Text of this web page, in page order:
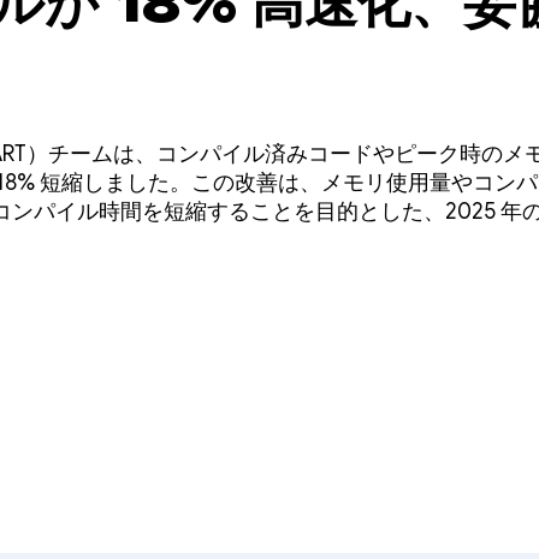
）チームは、コンパイル済みコードやピーク時のメ
短縮しました。この改善は、メモリ使用量やコン
パイル時間を短縮することを目的とした、2025 年